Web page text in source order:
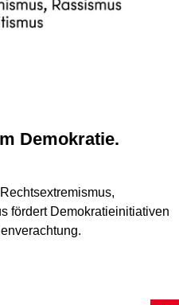
fördert Demokratieinitiativen